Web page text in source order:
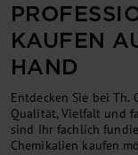
KAUFEN
HAND
Entdecken Sie bei Th.
Qualität, Vielfalt und
sind Ihr fachlich
Chemikalien kaufen